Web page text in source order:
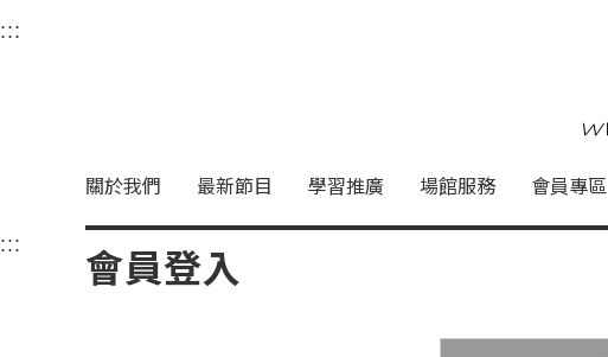
衛武營國家藝術文化中心
中央內容區塊，為本頁主要內容區。
:::
關於我們 最新節目 學習推廣 場館服務 會員專區
::: 中央內容區塊，為本頁主要內容區。
會員登入